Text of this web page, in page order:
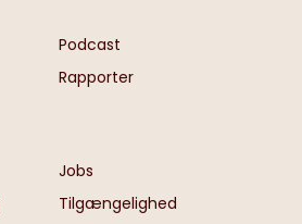
Podcast
Rapporter
Jobs
Tilgængelighed